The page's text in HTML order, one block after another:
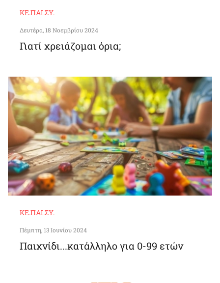
ΚΕ.ΠΑΙ.ΣΥ.
Δευτέρα, 18 Νοεμβρίου 2024
Γιατί χρειάζομαι όρια;
ΚΕ.ΠΑΙ.ΣΥ.
Πέμπτη, 13 Ιουνίου 2024
Παιχνίδι...κατάλληλο για 0-99 ετών